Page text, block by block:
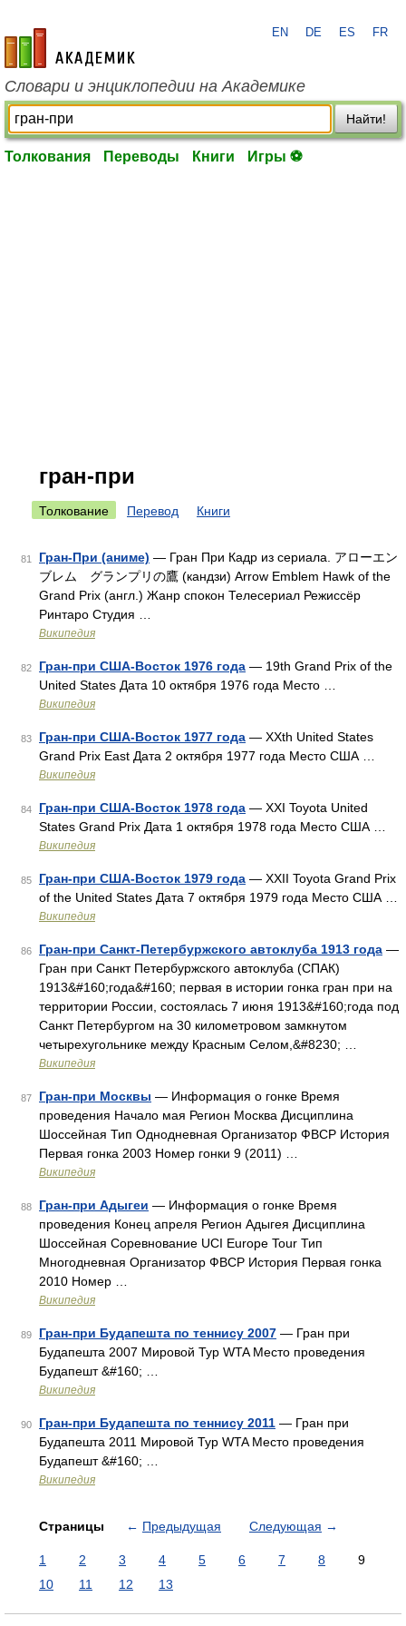
academic.ru
EN DE ES FR
Словари и энциклопедии на Академике
Найти!
Толкования Переводы Книги Игры ⚽
гран-при
Толкование Перевод Книги
81 Гран-При (аниме) — Гран При Кадр из сериала. アローエン
ブレム グランプリの鷹 (кандзи) Arrow Emblem Hawk of the
Grand Prix (англ.) Жанр спокон Телесериал Режиссёр
Ринтаро Студия …
Википедия
82 Гран-при США-Восток 1976 года — 19th Grand Prix of the
United States Дата 10 октября 1976 года Место …
Википедия
83 Гран-при США-Восток 1977 года — XXth United States
Grand Prix East Дата 2 октября 1977 года Место США …
Википедия
84 Гран-при США-Восток 1978 года — XXI Toyota United
States Grand Prix Дата 1 октября 1978 года Место США …
Википедия
85 Гран-при США-Восток 1979 года — XXII Toyota Grand Prix
of the United States Дата 7 октября 1979 года Место США …
Википедия
86 Гран-при Санкт-Петербуржского автоклуба 1913 года —
Гран при Санкт Петербуржского автоклуба (СПАК)
1913&#160;года&#160; первая в истории гонка гран при на
территории России, состоялась 7 июня 1913&#160;года под
Санкт Петербургом на 30 километровом замкнутом
четырехугольнике между Красным Селом,&#8230; …
Википедия
87 Гран-при Москвы — Информация о гонке Время
проведения Начало мая Регион Москва Дисциплина
Шоссейная Тип Однодневная Организатор ФВСР История
Первая гонка 2003 Номер гонки 9 (2011) …
Википедия
88 Гран-при Адыгеи — Информация о гонке Время
проведения Конец апреля Регион Адыгея Дисциплина
Шоссейная Соревнование UCI Europe Tour Тип
Многодневная Организатор ФВСР История Первая гонка
2010 Номер …
Википедия
89 Гран-при Будапешта по теннису 2007 — Гран при
Будапешта 2007 Мировой Тур WTA Место проведения
Будапешт &#160; …
Википедия
90 Гран-при Будапешта по теннису 2011 — Гран при
Будапешта 2011 Мировой Тур WTA Место проведения
Будапешт &#160; …
Википедия
Страницы ← Предыдущая Следующая →
1 2 3 4 5 6 7 8
9
10
11 12 13